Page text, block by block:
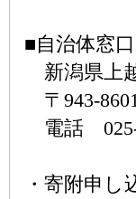
■自治体窓口
新潟県上
〒943-
電話 025-
・寄附申